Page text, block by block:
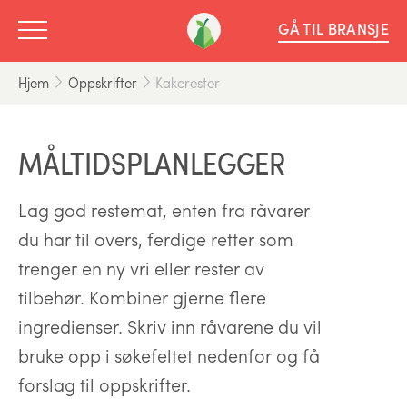
GÅ TIL BRANSJE
Hjem Oppskrifter Kakerester
MÅLTIDSPLANLEGGER
Lag god restemat, enten fra råvarer
du har til overs, ferdige retter som
trenger en ny vri eller rester av
tilbehør. Kombiner gjerne flere
ingredienser. Skriv inn råvarene du vil
bruke opp i søkefeltet nedenfor og få
forslag til oppskrifter.